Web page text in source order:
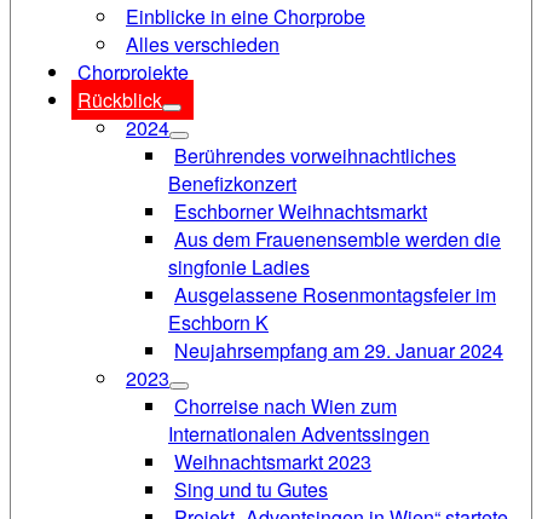
Einblicke in eine Chorprobe
Alles verschieden
Chorprojekte
Rückblick
2024
Berührendes vorweihnachtliches
Benefizkonzert
Eschborner Weihnachtsmarkt
Aus dem Frauenensemble werden die
singfonie Ladies
Ausgelassene Rosenmontagsfeier im
Eschborn K
Neujahrsempfang am 29. Januar 2024
2023
Chorreise nach Wien zum
Internationalen Adventssingen
Weihnachtsmarkt 2023
Sing und tu Gutes